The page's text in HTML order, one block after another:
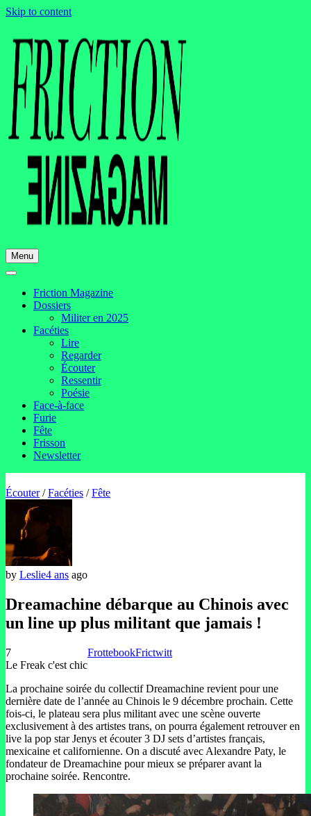
Skip to content
Menu
Friction Magazine
Dossiers
Militer en 2025
Facéties
Lire
Regarder
Écouter
Ressentir
Poésie
Face-à-face
Furie
Fête
Frisson
Newsletter
Écouter/Facéties /Fête
by Leslie4 ans ago
Dreamachine débarque au Chinois avec
un line up plus militant que jamais !
7
Le Freak c'est chic
FrottebookFrictwitt
La prochaine soirée du collectif Dreamachine revient pour une
dernière date de l’année au Chinois le 9 décembre prochain. Cette
fois-ci, le plateau sera plus militant avec une scène ouverte
exclusivement à des artistes trans, on pourra également retrouver en
live la pop star Jenys et écouter 3 DJ sets d’artistes français,
mexicaine et californienne. On a discuté avec Alexandre Paty, le
fondateur de Dreamachine pour mieux se préparer avant la
prochaine soirée. Rencontre.